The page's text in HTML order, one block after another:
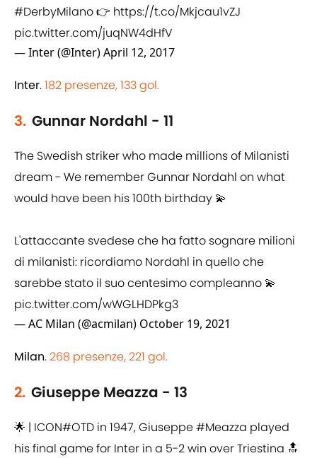
#DerbyMilano👉 https://t.co/Mkjcau1vZJ
pic.twitter.com/juqNW4dHfV
— Inter (@Inter)April 12, 2017
Inter.182 presenze, 133 gol.
3. Gunnar Nordahl - 11
The Swedish striker who made millions of Milanisti
dream - We remember Gunnar Nordahl on what
would have been his 100th birthday 💫
L'attaccante svedese che ha fatto sognare milioni
di milanisti: ricordiamo Nordahl in quello che
sarebbe stato il suo centesimo compleanno 💫
pic.twitter.com/wWGLHDPkg3
— AC Milan (@acmilan) October 19, 2021
Milan.268 presenze, 221 gol.
2. Giuseppe Meazza - 13
🌟 | ICON#OTD in 1947, Giuseppe#Meazza played
his final game for Inter in a 5-2 win over Triestina 🔝